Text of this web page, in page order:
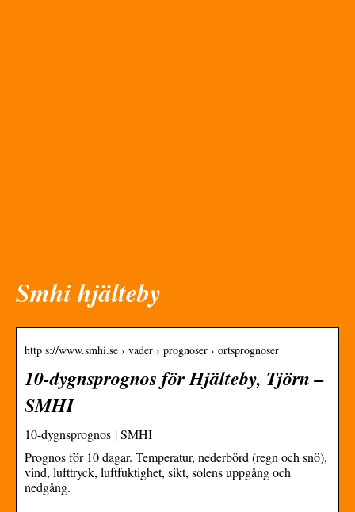
Smhi hjälteby
http s://www.smhi.se › vader › prognoser › ortsprognoser
10-dygnsprognos för Hjälteby, Tjörn –
SMHI
10-dygnsprognos | SMHI
Prognos för 10 dagar. Temperatur, nederbörd (regn och snö),
vind, lufttryck, luftfuktighet, sikt, solens uppgång och
nedgång.